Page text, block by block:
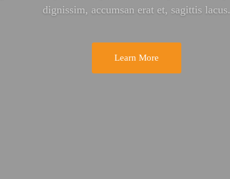
dignissim, accumsan erat et, sagittis lacus.
Learn More